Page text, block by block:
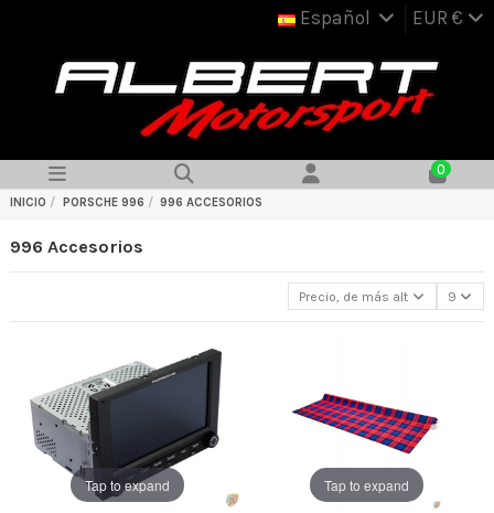
Español EUR €
0
INICIO PORSCHE 996 996 ACCESORIOS
996 Accesorios
Precio, de más alto a más bajo
9
Tap to expand Tap to expand